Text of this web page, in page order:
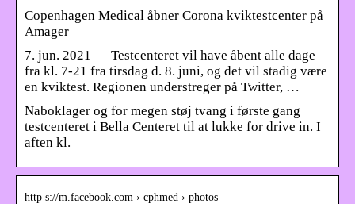
Copenhagen Medical åbner Corona kviktestcenter på
Amager
7. jun. 2021 — Testcenteret vil have åbent alle dage
fra kl. 7-21 fra tirsdag d. 8. juni, og det vil stadig være
en kviktest. Regionen understreger på Twitter, …
Naboklager og for megen støj tvang i første gang
testcenteret i Bella Centeret til at lukke for drive in. I
aften kl.
http s://m.facebook.com › cphmed › photos